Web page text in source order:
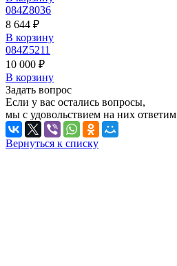
084Z8036
8 644 ₽
В корзину
084Z5211
10 000 ₽
В корзину
Задать вопрос
Если у вас остались вопросы,
мы с удовольствием на них ответим
Вернуться к списку